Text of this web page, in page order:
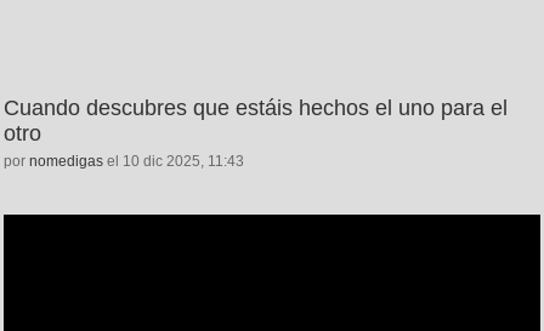
Cuando descubres que estáis hechos el uno para el
otro
por nomedigas el 10 dic 2025, 11:43